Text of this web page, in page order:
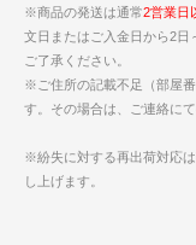
※商品の発送は通常2営業日
文日またはご入金日から2日
ご了承ください。
※ご住所の記載不足（部屋
す。その場合は、ご連絡に
※紛失に対する再出荷対応
し上げます。